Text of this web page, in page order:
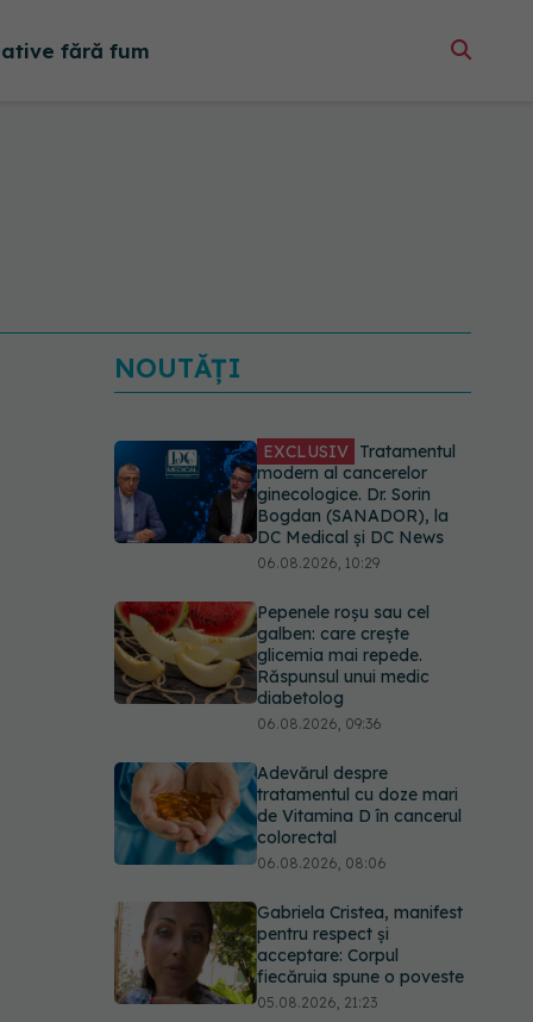
fără fum
NOUTĂȚI
EXCLUSIV Tratamentul
modern al cancerelor
ginecologice. Dr. Sorin
Bogdan (SANADOR), la
DC Medical și DC News
06.08.2026, 10:29
Pepenele roșu sau cel
galben: care crește
glicemia mai repede.
Răspunsul unui medic
diabetolog
06.08.2026, 09:36
Adevărul despre
tratamentul cu doze mari
de Vitamina D în cancerul
colorectal
06.08.2026, 08:06
Gabriela Cristea, manifest
pentru respect și
acceptare: Corpul
fiecăruia spune o poveste
05.08.2026, 21:23